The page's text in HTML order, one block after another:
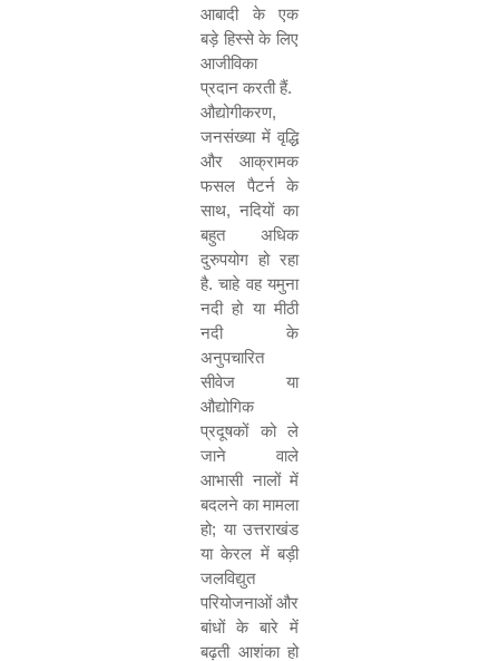
आबादी के एक
बड़े हिस्से के लिए
आजीविका
प्रदान करती हैं.
औद्योगीकरण,
जनसंख्या में वृद्धि
और आक्रामक
फसल पैटर्न के
साथ, नदियों का
बहुत अधिक
दुरुपयोग हो रहा
है. चाहे वह यमुना
नदी हो या मीठी
नदी के
अनुपचारित
सीवेज या
औद्योगिक
प्रदूषकों को ले
जाने वाले
आभासी नालों में
बदलने का मामला
हो; या उत्तराखंड
या केरल में बड़ी
जलविद्युत
परियोजनाओं और
बांधों के बारे में
बढ़ती आशंका हो